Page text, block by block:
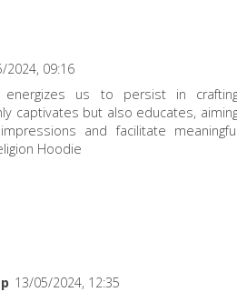
2024, 09:16
energizes us to persist in
captivates but also educates,
and facilitate
Hoodie
13/05/2024, 12:35